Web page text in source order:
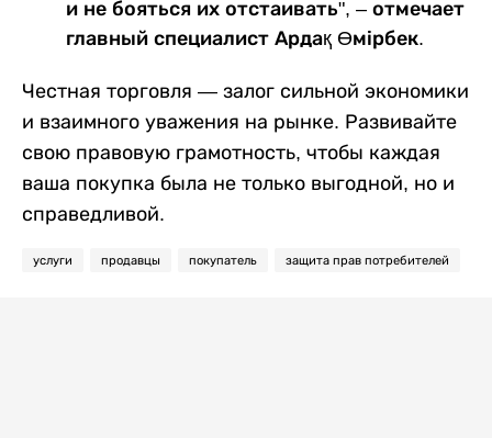
и не бояться их отстаивать", – отмечает
главный специалист Ардақ Өмірбек.
Честная торговля — залог сильной экономики
и взаимного уважения на рынке. Развивайте
свою правовую грамотность, чтобы каждая
ваша покупка была не только выгодной, но и
справедливой.
услуги продавцы покупатель защита прав потребителей